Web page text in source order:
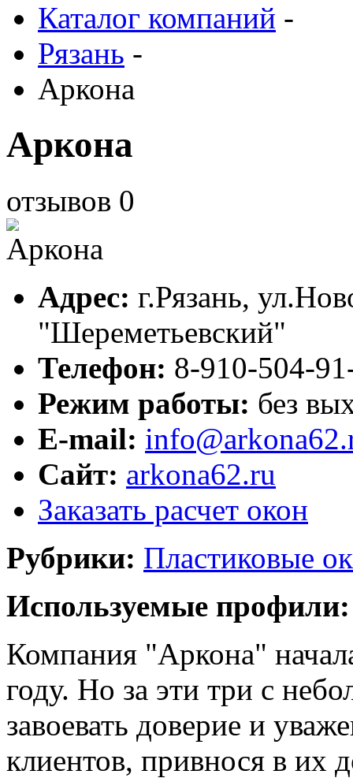
Каталог компаний -
Рязань -
Аркона
Аркона
отзывов 0
Адрес: г.Рязань,
"Шереметьевский"
Телефон: 8-910-504-
Режим работы: без
E-mail:
Сайт: arkona62.ru
Заказать расчет окон
Рубрики: Пластиковые
Используемые профили:
Компания "Аркона"
году. Но за эти три с
завоевать доверие и
клиентов, привнося в их